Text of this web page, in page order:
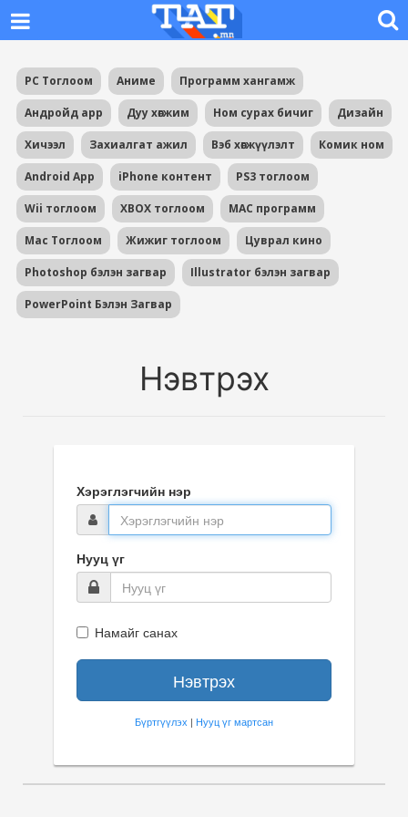
PC Тоглоом Аниме Программ хангамж
Андройд app Дуу хөгжим Ном сурах бичиг Дизайн
Хичээл Захиалгат ажил Вэб хөгжүүлэлт Комик ном
Android App iPhone контент PS3 тоглоом
Wii тоглоом XBOX тоглоом MAC программ
Mac Тоглоом Жижиг тоглоом Цуврал кино
Photoshop бэлэн загвар Illustrator бэлэн загвар
PowerPoint Бэлэн Загвар
Нэвтрэх
Хэрэглэгчийн нэр
Нууц үг
Намайг санах
Нэвтрэх
Бүртгүүлэх | Нууц үг мартсан